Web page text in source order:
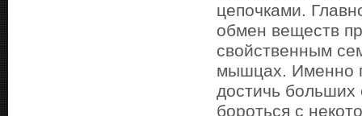
цепочками.
обмен веществ
свойственным
мышцах. Именно
достичь больших
бороться с